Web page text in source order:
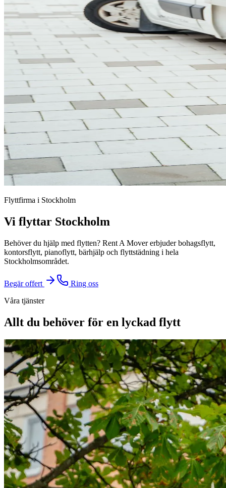
Flyttfirma i Stockholm
Vi flyttar Stockholm
Behöver du hjälp med flytten? Rent A Mover erbjuder bohagsflytt,
kontorsflytt, pianoflytt, bärhjälp och flyttstädning i hela
Stockholmsområdet.
Begär offert
Ring oss
Våra tjänster
Allt du behöver för en lyckad flytt